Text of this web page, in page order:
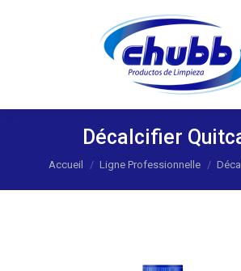
Décalcifier
Vous êtes ici :
Accueil Ligne Professionnelle